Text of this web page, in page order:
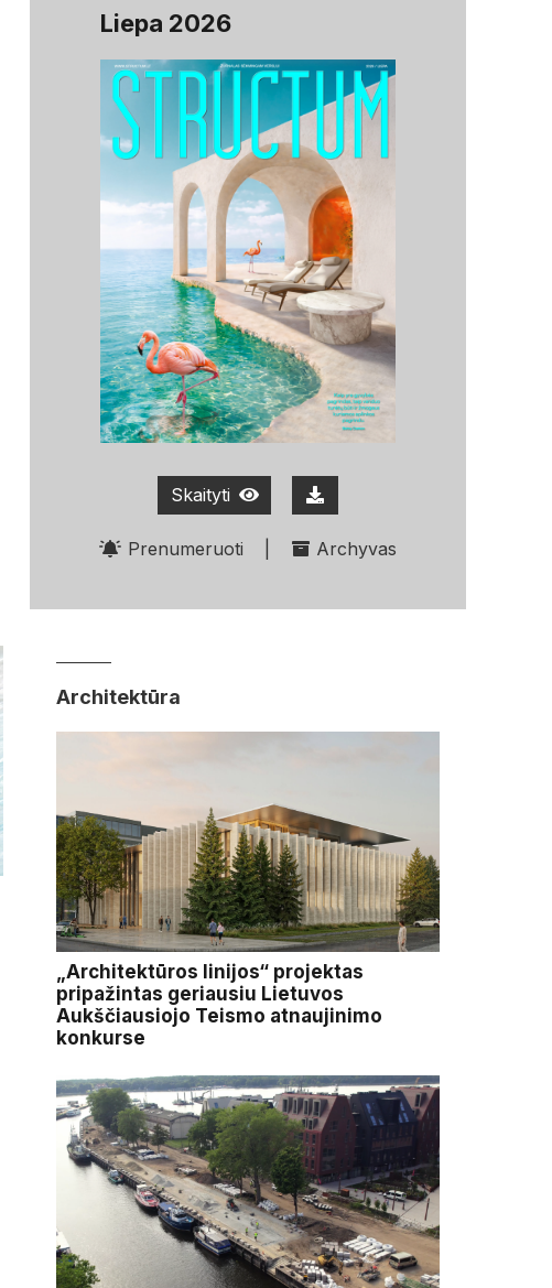
Liepa 2026
Skaityti
Prenumeruoti Archyvas
Architektūra
„Architektūros linijos“ projektas
pripažintas geriausiu Lietuvos
Aukščiausiojo Teismo atnaujinimo
konkurse